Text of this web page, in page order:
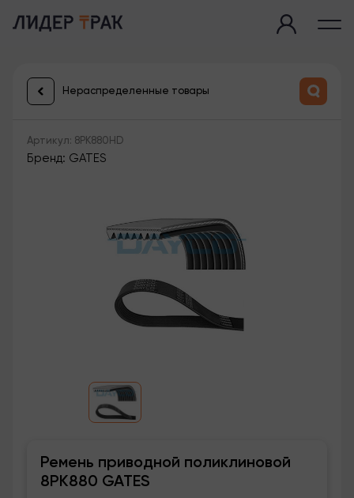
Нераспределенные товары
Артикул: 8PK880HD
Бренд: GATES
Ремень приводной поликлиновой
8PK880 GATES